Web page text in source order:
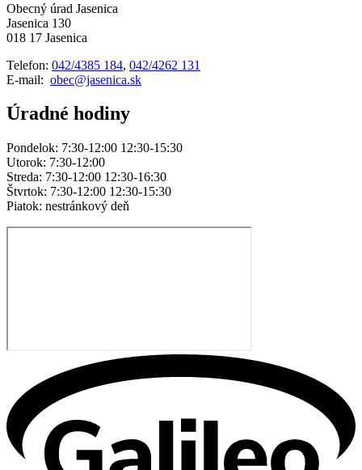
Obecný úrad Jasenica
Jasenica 130
018 17 Jasenica
Telefon: 042/4385 184, 042/4262 131
E-mail: obec@jasenica.sk
Úradné hodiny
Pondelok: 7:30-12:00 12:30-15:30
Utorok: 7:30-12:00
Streda: 7:30-12:00 12:30-16:30
Štvrtok: 7:30-12:00 12:30-15:30
Piatok: nestránkový deň